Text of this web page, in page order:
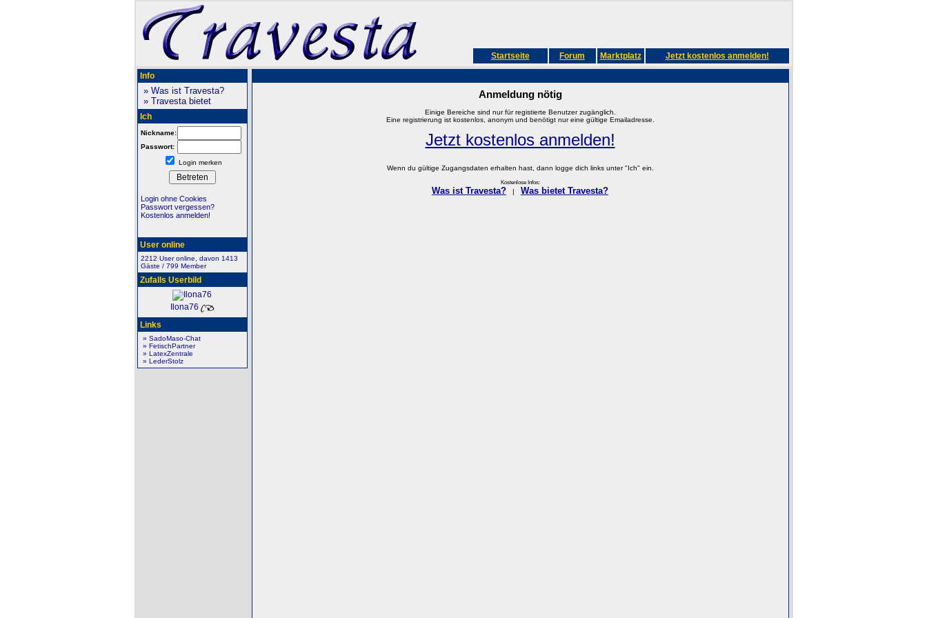
Startseite Forum Marktplatz Jetzt kostenlos anmelden!
Info
» Was ist Travesta?
» Travesta bietet
Ich
Nickname:
Passwort:
Login merken
Login ohne Cookies
Passwort vergessen?
Kostenlos anmelden!
User online
2212 User online, davon 1413
Gäste / 799 Member
Zufalls Userbild
Ilona76
Links
» SadoMaso-Chat
» FetischPartner
» LatexZentrale
» LederStolz
Anmeldung nötig
Einige Bereiche sind nur für registierte Benutzer zugänglich.
Eine registrierung ist kostenlos, anonym und benötigt nur eine gültige Emailadresse.
Jetzt kostenlos anmelden!
Wenn du gültige Zugangsdaten erhalten hast, dann logge dich links unter "Ich" ein.
Kostenlose Infos:
Was ist Travesta? Was bietet Travesta?